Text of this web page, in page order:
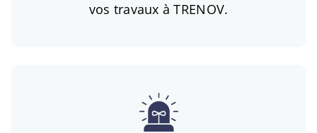
vos travaux à TRENOV.